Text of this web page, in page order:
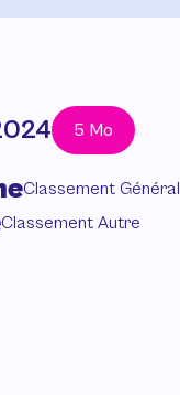
5 Mo
Classement Général
Classement Autre